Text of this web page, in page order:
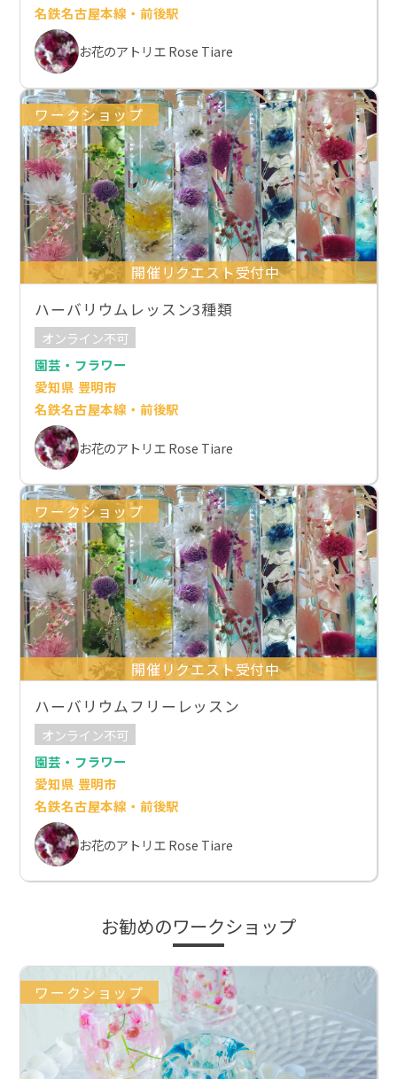
名鉄名古屋本線・前後駅
お花のアトリエ Rose Tiare
ワークショップ
開催リクエスト受付中
ハーバリウムレッスン3種類
オンライン不可
園芸・フラワー
愛知県 豊明市
名鉄名古屋本線・前後駅
お花のアトリエ Rose Tiare
ワークショップ
開催リクエスト受付中
ハーバリウムフリーレッスン
オンライン不可
園芸・フラワー
愛知県 豊明市
名鉄名古屋本線・前後駅
お花のアトリエ Rose Tiare
お勧めのワークショップ
ワークショップ